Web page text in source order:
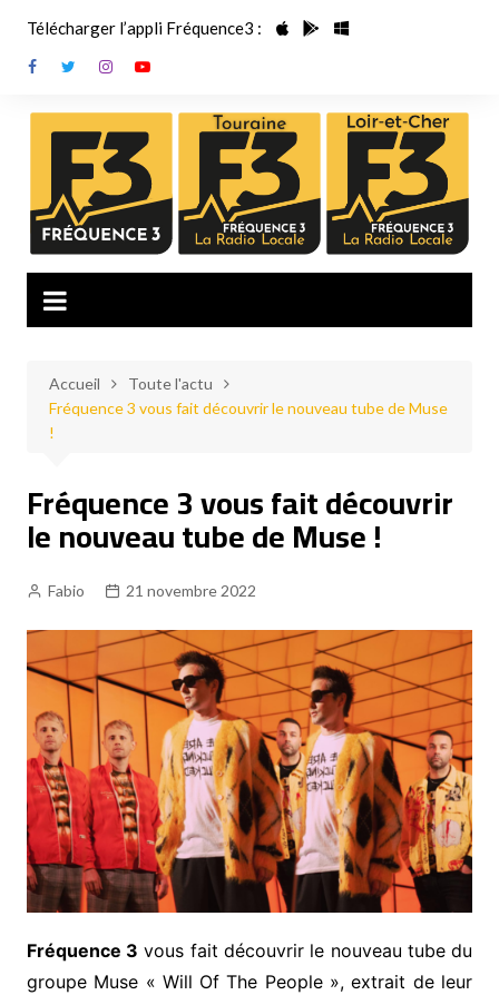
contenu
Télécharger l’appli Fréquence3 :
Accueil
Toute l'actu
Fréquence 3 vous fait découvrir le nouveau tube de Muse
!
Fréquence 3 vous fait découvrir
le nouveau tube de Muse !
Fabio 21 novembre 2022
Fréquence 3 vous fait découvrir le nouveau tube du
groupe Muse « Will Of The People », extrait de leur